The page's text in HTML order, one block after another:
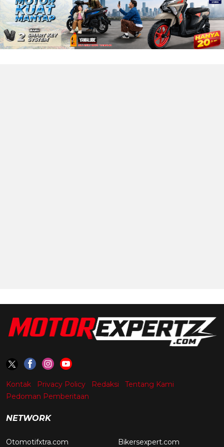
Kontak Privacy Policy Redaksi
Tentang Kami
Pedoman Pemberitaan
NETWORK
Otomotifxtra.com Bikersexpert.com